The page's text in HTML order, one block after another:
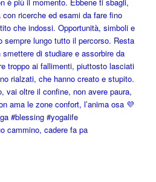
cammino, cadere fa pa